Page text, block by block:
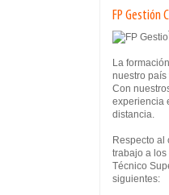
FP Gestión
La
nuestro
Con
experiencia
distancia.
Respecto al
trabajo a
Técnico
siguientes: